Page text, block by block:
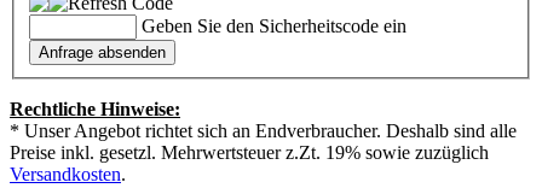
Geben Sie den Sicherheitscode ein
Rechtliche Hinweise:
* Unser Angebot richtet sich an Endverbraucher. Deshalb sind alle
Preise inkl. gesetzl. Mehrwertsteuer z.Zt. 19% sowie zuzüglich
Versandkosten.